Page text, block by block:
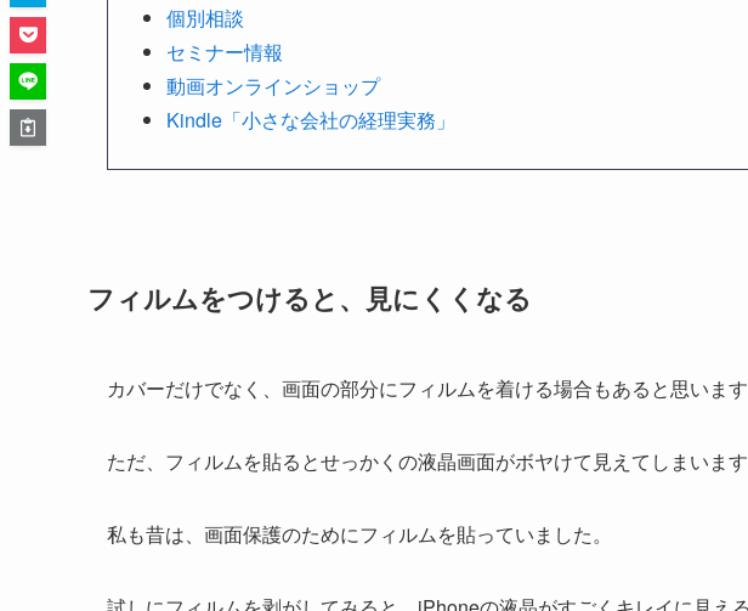
個別相談
セミナー情報
動画オンラインショップ
Kindle「小さな会社の経理実務」
フィルムをつけると、見にくくなる
カバーだけでなく、画面の部分にフィルムを着ける場合もあると思います
ただ、フィルムを貼るとせっかくの液晶画面がボヤけて見えてしまいます
私も昔は、画面保護のためにフィルムを貼っていました。